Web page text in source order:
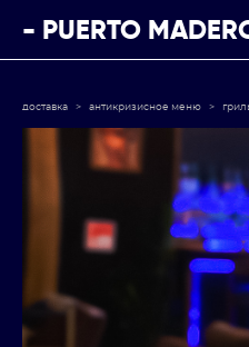
- PUERTO
доставка > антикризисное меню >